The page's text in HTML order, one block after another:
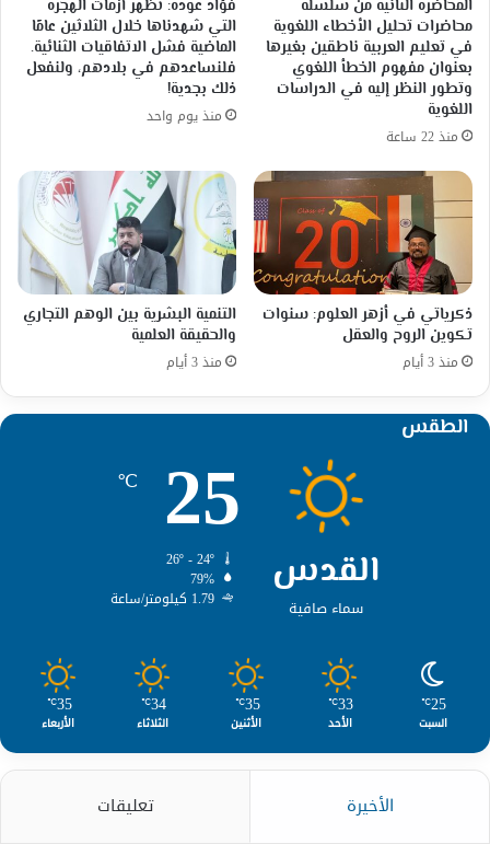
المحاضرة الثانية من سلسلة
محاضرات تحليل الأخطاء اللغوية
في تعليم العربية ناطقين بغيرها
بعنوان مفهوم الخطأ اللغوي
وتطور النظر إليه في الدراسات
اللغوية
منذ 22 ساعة
فؤاد عودة: تُظهر أزمات الهجرة
التي شهدناها خلال الثلاثين عامًا
الماضية فشل الاتفاقيات الثنائية.
فلنساعدهم في بلادهم، ولنفعل
ذلك بجدية!
منذ يوم واحد
ذكرياتي في أزهر العلوم: سنوات
تكوين الروح والعقل
منذ 3 أيام
التنمية البشرية بين الوهم التجاري
والحقيقة العلمية
منذ 3 أيام
الطقس
القدس
سماء صافية
25
℃
79%
1.79 كيلومتر/ساعة
25
℃
السبت
33
℃
الأحد
35
℃
الأثنين
34
℃
الثلاثاء
35
℃
الأربعاء
الأخيرة تعليقات